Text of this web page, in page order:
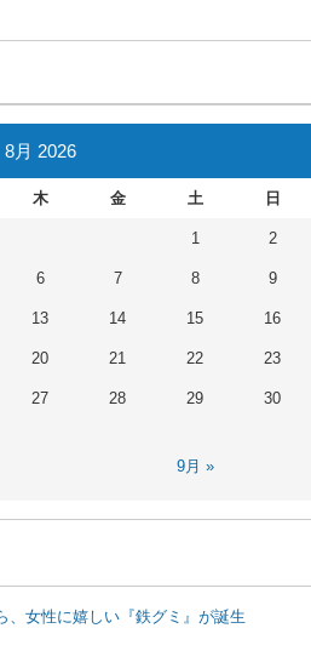
8月 2026
木 金 土 日
1 2
6 7 8 9
13 14 15 16
20 21 22 23
27 28 29 30
9月 »
、女性に嬉しい『鉄グミ』が誕生